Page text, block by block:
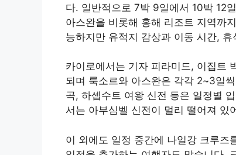
다. 일반적으로 7박 9일에서 10박 12
아스완을 비롯해 홍해 리조트 지역까
능하지만 유적지 감상과 이동 시간,
카이로에서는 기자 피라미드, 이집트
되며 룩소르와 아스완은 각각 2~3일
곡, 하셉수트 여왕 신전 등은 일정별
서는 아부심벨 신전이 멀리 떨어져 있
이 외에도 일정 중간에 나일강 크루